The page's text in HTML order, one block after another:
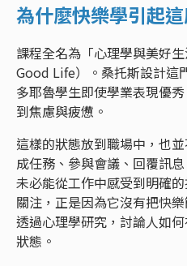
為什麼快樂學引起
課程全名為「心理學與美好
Good Life）。桑托斯設計這
多耶魯學生即使學業表現優
到焦慮與疲憊。
這樣的狀態放到職場中，也
成任務、參與會議、回覆訊
未必能從工作中感受到明確
關注，正是因為它沒有把快
透過心理學研究，討論人如
狀態。